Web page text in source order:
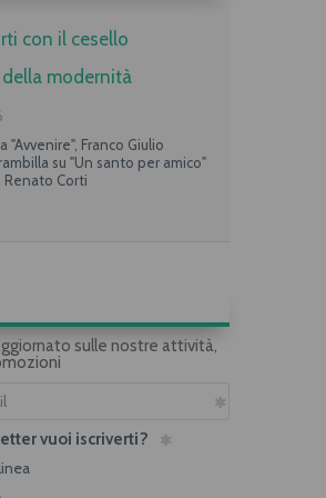
con il cesello
modernità
"Avvenire", Franco Giulio
su "Un santo per amico"
Renato Corti
sulle nostre attività,
vuoi iscriverti?